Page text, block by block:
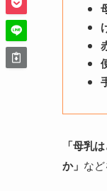
「母乳
か」 な